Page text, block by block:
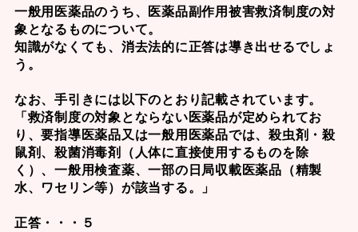
一般用医薬品のうち、 医薬品副作用被害救済制度の対
象となるものについて。
知識がなくても、消去法的に正答は導き出せるでしょ
う。
なお、手引きには以下のとおり記載されています。
「救済制度の対象とならない医薬品が定められてお
り、要指導医薬品又は一般用医薬品では、殺虫剤・殺
鼠剤、殺菌消毒剤（人体に直接使用するものを除
く）、一般用検査薬、一部の日局収載医薬品（精製
水、ワセリン等）が該当する。」
正答・・・５